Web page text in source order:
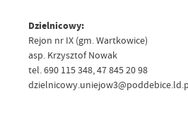
Dzielnicowy:
Rejon nr IX (gm. Wartkowice)
asp. Krzysztof Nowak
tel. 690 115 348, 47 845 20 98